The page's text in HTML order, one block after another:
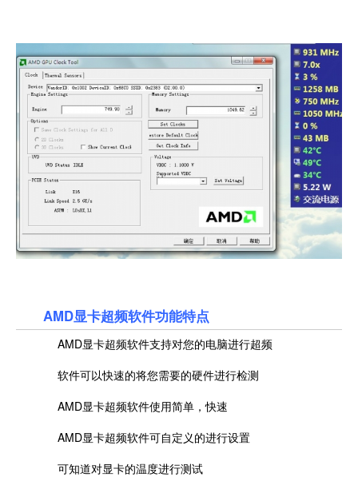
AMD显卡超频软件功能特点
AMD显卡超频软件支持对您的电脑进行超频
软件可以快速的将您需要的硬件进行检测
AMD显卡超频软件使用简单，快速
AMD显卡超频软件可自定义的进行设置
可知道对显卡的温度进行测试